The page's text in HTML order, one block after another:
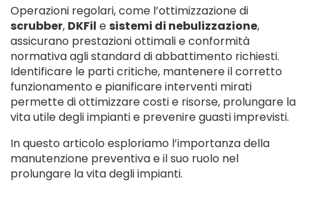
Operazioni regolari, come l’ottimizzazione di
scrubber, DKFil esistemi di nebulizzazione,
assicurano prestazioni ottimali e conformità
normativa agli standard di abbattimento richiesti.
Identificare le parti critiche, mantenere il corretto
funzionamento e pianificare interventi mirati
permette di ottimizzare costi e risorse, prolungare la
vita utile degli impianti e prevenire guasti imprevisti.
In questo articolo esploriamo l’importanza della
manutenzione preventiva e il suo ruolo nel
prolungare la vita degli impianti.